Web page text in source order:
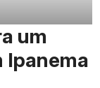
um
Ipanema